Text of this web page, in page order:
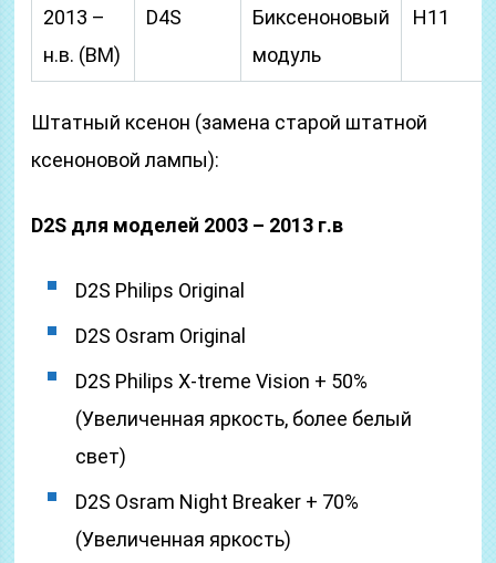
2013 –
н.в. (BM)
D4S
Биксеноновый
модуль
H11
Штатный ксенон (замена старой штатной
ксеноновой лампы):
D2S для моделей 2003 – 2013 г.в
D2S Philips Original
D2S Osram Original
D2S Philips X-treme Vision + 50%
(Увеличенная яркость, более белый
свет)
D2S Osram Night Breaker + 70%
(Увеличенная яркость)